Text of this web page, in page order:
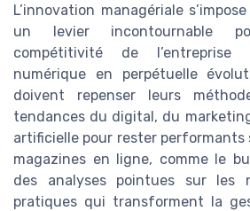
L’innovation managériale
un levier incontournable
compétitivité de
numérique en perpétuelle
doivent repenser leurs
tendances du digital, du
artificielle pour rester performants
magazines en ligne, comme le
des analyses pointues sur les
pratiques qui transforment la